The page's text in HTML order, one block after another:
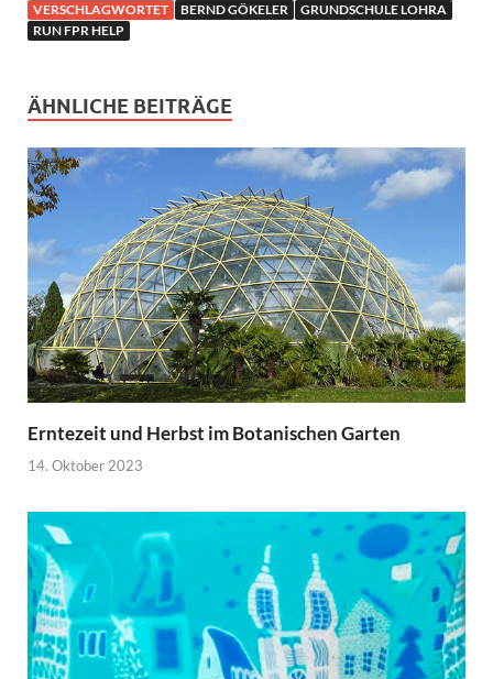
VERSCHLAGWORTET BERND GÖKELER
GRUNDSCHULE LOHRA
RUN FPR HELP
ÄHNLICHE BEITRÄGE
Erntezeit und Herbst im Botanischen Garten
14. Oktober 2023